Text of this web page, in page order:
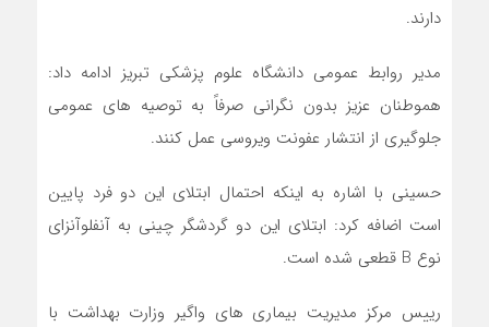
دارند.
مدیر روابط عمومی دانشگاه علوم پزشکی تبریز ادامه داد:
هموطنان عزیز بدون نگرانی صرفاً به توصیه های عمومى
جلوگیری از انتشار عفونت ویروسی عمل کنند.
حسینی با اشاره به اینکه احتمال ابتلای این دو فرد پایین
است اضافه کرد: ابتلاى این دو گردشگر چینی به آنفلوآنزای
نوع B قطعى شده است.
رییس مرکز مدیریت بیماری های واگیر وزارت بهداشت با